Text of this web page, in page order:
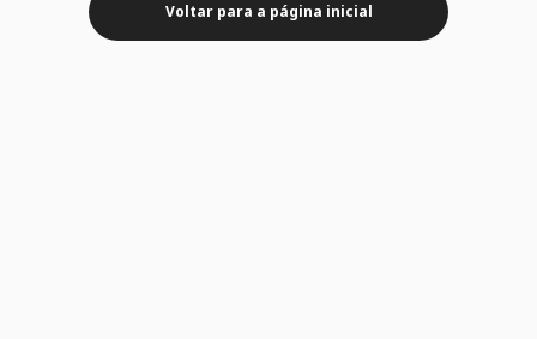
Voltar para a página inicial